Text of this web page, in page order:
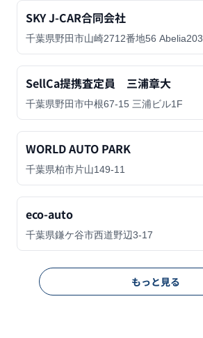
SKY J-CAR合同会社
千葉県野田市山崎2712番地56 Abelia203
SellCa提携査定員 三浦章大
千葉県野田市中根67-15 三浦ビル1F
WORLD AUTO PARK
千葉県柏市片山149-11
eco-auto
千葉県鎌ケ谷市西道野辺3-17
もっと見る